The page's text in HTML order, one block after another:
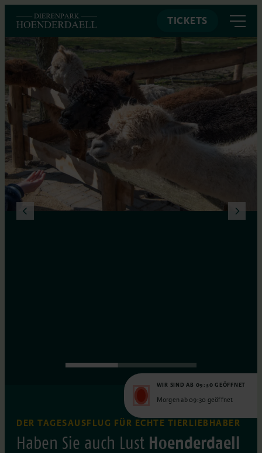
TICKETS
WIR SIND AB 09:30 GEÖFFNET
Morgen ab 09:30 geöffnet
DER TAGESAUSFLUG FÜR ECHTE TIERLIEBHABER
Haben Sie auch Lust Hoenderdaell